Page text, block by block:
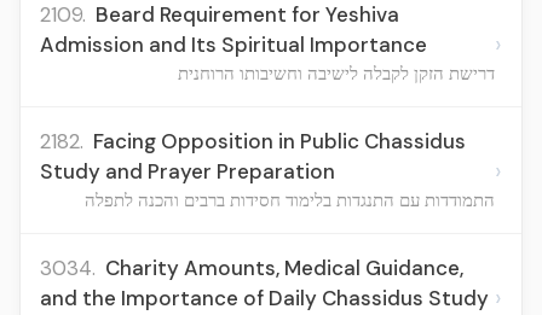
2109. Beard Requirement for Yeshiva
Admission and Its Spiritual Importance
דרישת הזקן לקבלה לישיבה וחשיבותו הרוחנית
›
2182. Facing Opposition in Public Chassidus
Study and Prayer Preparation
התמודדות עם התנגדות בלימוד חסידות ברבים והכנה לתפלה
›
3034. Charity Amounts, Medical Guidance,
and the Importance of Daily Chassidus Study ›